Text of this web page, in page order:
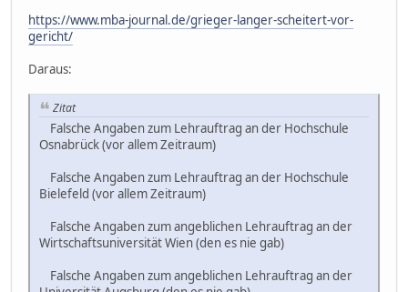
https://www.mba-journal.de/grieger-langer-scheitert-vor-
gericht/
Daraus:
Zitat
Falsche Angaben zum Lehrauftrag an der Hochschule
Osnabrück (vor allem Zeitraum)
Falsche Angaben zum Lehrauftrag an der Hochschule
Bielefeld (vor allem Zeitraum)
Falsche Angaben zum angeblichen Lehrauftrag an der
Wirtschaftsuniversität Wien (den es nie gab)
Falsche Angaben zum angeblichen Lehrauftrag an der